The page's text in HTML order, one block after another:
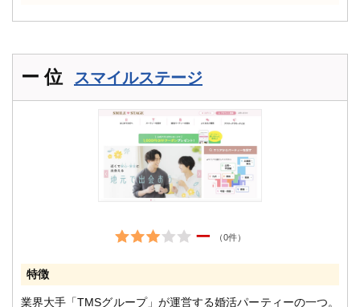
ー 位 スマイルステージ
ー （0件）
特徴
業界大手「TMSグループ」が運営する婚活パーティーの一つ。